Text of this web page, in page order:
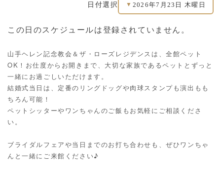
日付選択 ▼ 2026年7月23日 木曜日
この日のスケジュールは登録されていません。
山手ヘレン記念教会＆ザ・ローズレジデンスは、全館ペット
OK！お仕度からお開きまで、大切な家族であるペットとずっと
一緒にお過ごしいただけます。
結婚式当日は、定番のリングドッグや肉球スタンプも演出もも
ちろん可能！
ペットシッターやワンちゃんのご飯もお気軽にご相談くださ
い。
ブライダルフェアや当日までのお打ち合わせも、ぜひワンちゃ
んと一緒にご来館ください♪